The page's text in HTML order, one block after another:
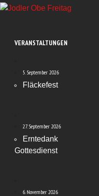
Zum
Platzreservation: ab 20. Oktober 2025 unter
VERANSTALTUNGEN
5. September 2026
Fläckefest
27. September 2026
Erntedank
Gottesdienst
6. November 2026